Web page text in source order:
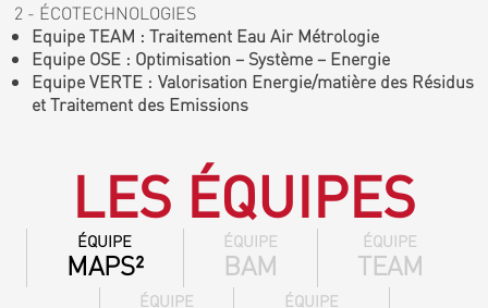
2 - ÉCOTECHNOLOGIES
Equipe TEAM : Traitement Eau Air Métrologie
Equipe OSE : Optimisation – Système – Energie
Equipe VERTE : Valorisation Energie/matière des Résidus
et Traitement des Emissions
LES ÉQUIPES
ÉQUIPE
MAPS²
ÉQUIPE
BAM
ÉQUIPE
TEAM
ÉQUIPE ÉQUIPE